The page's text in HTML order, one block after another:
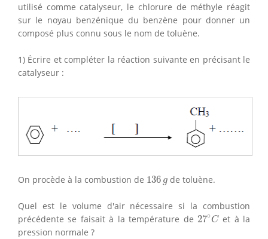
utilisé comme catalyseur, le chlorure de méthyle réagit
sur le noyau benzénique du benzène pour donner un
composé plus connu sous le nom de toluène.
1) Écrire et compléter la réaction suivante en précisant le
catalyseur :
On procède à la combustion de 136 g
136gde toluène.
Quel est le volume d'air nécessaire si la combustion
précédente se faisait à la température de 27∘C
27∘Cet à la
pression normale ?